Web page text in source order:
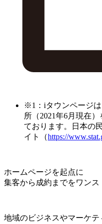
※1：iタウンページ
所（2021年6月現在
ております。日本の
イト（https://
ホームページを起点に
集客から成約までをワンス
地域のビジネスやマーケ